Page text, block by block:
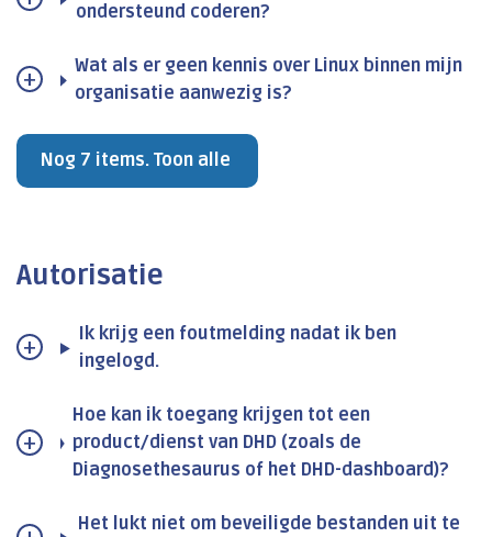
ondersteund coderen?
Wat als er geen kennis over Linux binnen mijn
organisatie aanwezig is?
Nog 7 items. Toon alle
Autorisatie
Ik krijg een foutmelding nadat ik ben
ingelogd.
Hoe kan ik toegang krijgen tot een
product/dienst van DHD (zoals de
Diagnosethesaurus of het DHD-dashboard)?
Het lukt niet om beveiligde bestanden uit te